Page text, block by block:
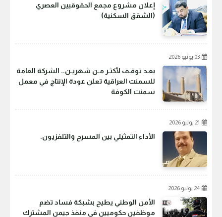
إعلان مشروع مجمع الحقوقيين العصري
(الشقق السكنية)
03 يونيو 2026
بعـد توقـف لأكثـر مـن شهريـن.. الشركة العامة
للسمنت العراقية تعلن عودة الإنتاج في معمل
سمنت الكوفة
21 يوليو 2026
الأداء التمثيلي بين المسرح والتلفزيون.
24 يونيو 2026
الأمن الوطني يطيح بشبكة فساد تضم
موظفين حكوميين في منفذ جيمن المشترك